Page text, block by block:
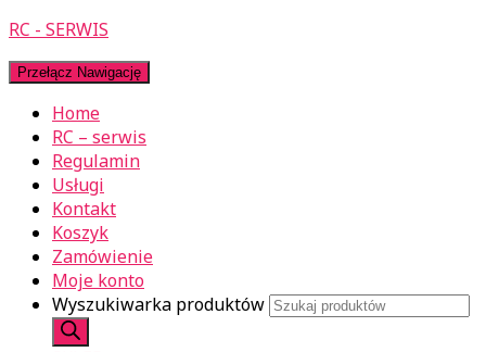
RC - SERWIS
Przełącz Nawigację
Home
RC – serwis
Regulamin
Usługi
Kontakt
Koszyk
Zamówienie
Moje konto
Wyszukiwarka produktów